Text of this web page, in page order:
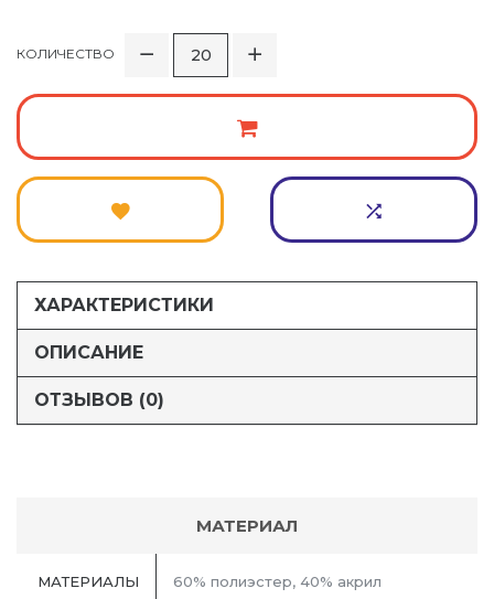
КОЛИЧЕСТВО
ХАРАКТЕРИСТИКИ
ОПИСАНИЕ
ОТЗЫВОВ (0)
МАТЕРИАЛ
МАТЕРИАЛЫ 60% полиэстер, 40% акрил